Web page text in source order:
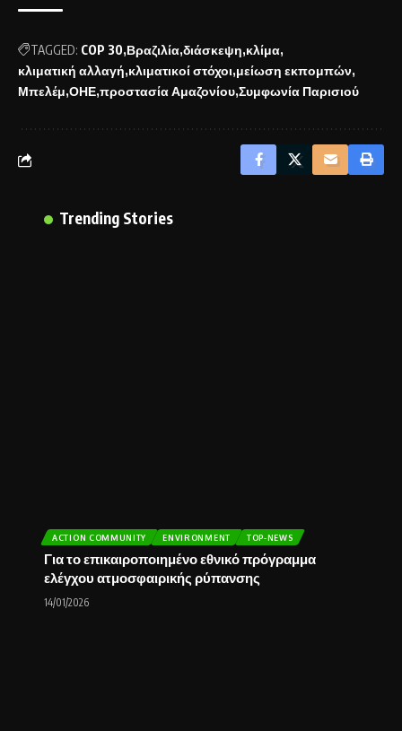
TAGGED: COP 30 Βραζιλία διάσκεψη κλίμα
κλιματική αλλαγή κλιματικοί στόχοι μείωση εκπομπών
Μπελέμ ΟΗΕ προστασία Αμαζονίου Συμφωνία Παρισιού
Trending Stories
ACTION COMMUNITY ENVIRONMENT TOP-NEWS
Για το επικαιροποιημένο εθνικό πρόγραμμα
ελέγχου ατμοσφαιρικής ρύπανσης
14/01/2026